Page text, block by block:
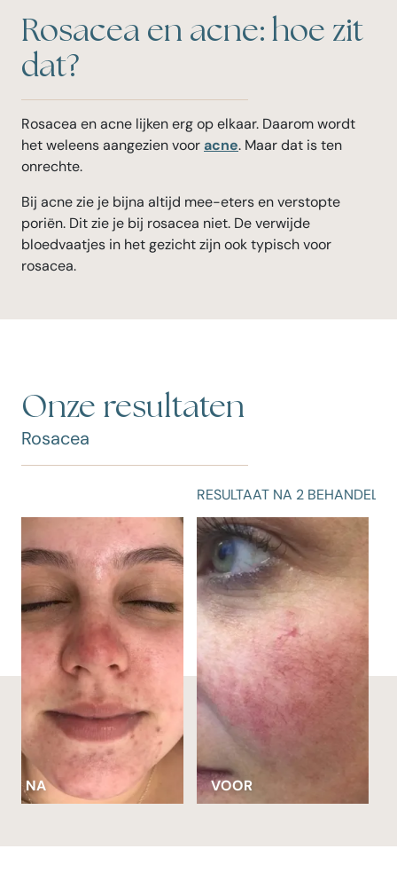
Rosacea en acne: hoe zit
dat?
Rosacea en acne lijken erg op elkaar. Daarom wordt
het weleens aangezien vooracne. Maar dat is ten
onrechte.
Bij acne zie je bijna altijd mee-eters en verstopte
poriën. Dit zie je bij rosacea niet. De verwijde
bloedvaatjes in het gezicht zijn ook typisch voor
rosacea.
Onze resultaten
Rosacea
RESULTAAT NA 2 BEHANDELINGEN
VOOR NA